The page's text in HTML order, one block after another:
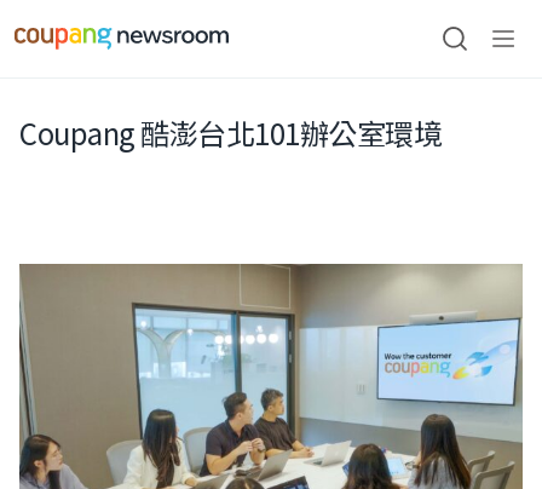
건너뛰기
검색
Coupang 酷澎台北101辦公室環境